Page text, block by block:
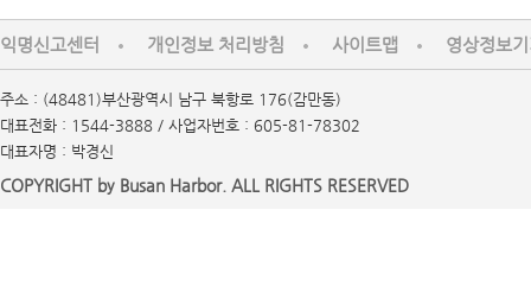
익명신고센터 개인정보 처리방침 사이트맵 영상정보
주소 : (48481)부산광역시 남구 북항로 176(감만동)
대표전화 : 1544-3888 / 사업자번호 : 605-81-78302
대표자명 : 박경신
COPYRIGHT by Busan Harbor. ALL RIGHTS RESERVED